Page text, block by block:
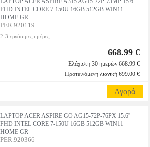
LAPTOP ACER ASPIRE A315 AG15-72P-73MP 15.6''
FHD INTEL CORE 7-150U 16GB 512GB WIN11
HOME GR
PER.920119
2-3 εργάσιμες ημέρες
668.99 €
Ελάχιστη 30 ημερών 668.99 €
Προτεινόμενη λιανική 699.00 €
Αγορά
LAPTOP ACER ASPIRE GO AG15-72P-76PX 15.6''
FHD INTEL CORE 7-150U 16GB 512GB WIN11
HOME GR
PER.920366